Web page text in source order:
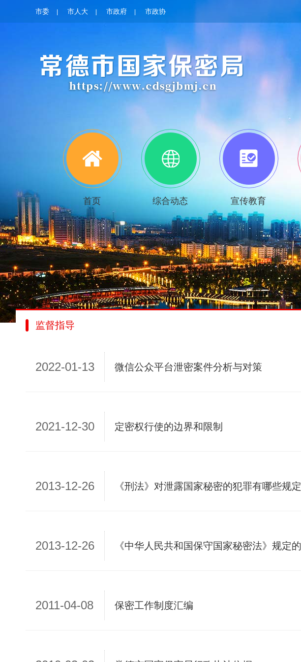
市委 市人大 市政府 市政协
首页 综合动态 宣传教育
监督指导
2022-01-13 微信公众平台泄密案件分析与对策
2021-12-30 定密权行使的边界和限制
2013-12-26 《刑法》对泄露国家秘密的犯罪有哪些规定
2013-12-26
2011-04-08 保密工作制度汇编